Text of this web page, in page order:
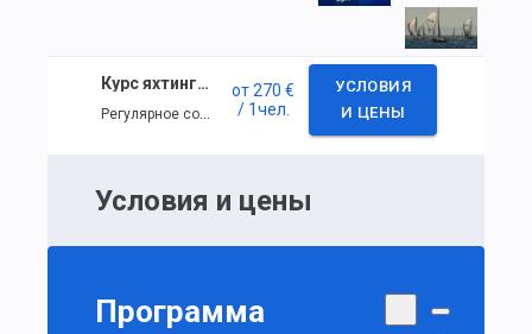
Курс яхтинга для начинающих в Мармарисе, Турция
Регулярное событие
от270 €
/ 1чел.
УСЛОВИЯ
И ЦЕНЫ
Условия и цены
Программа